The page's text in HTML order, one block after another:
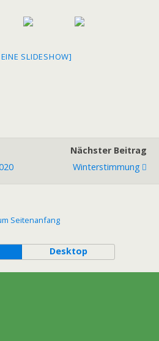
SLIDESHOW]
Nächster Beitrag
Winterstimmung
Seitenanfang
Desktop